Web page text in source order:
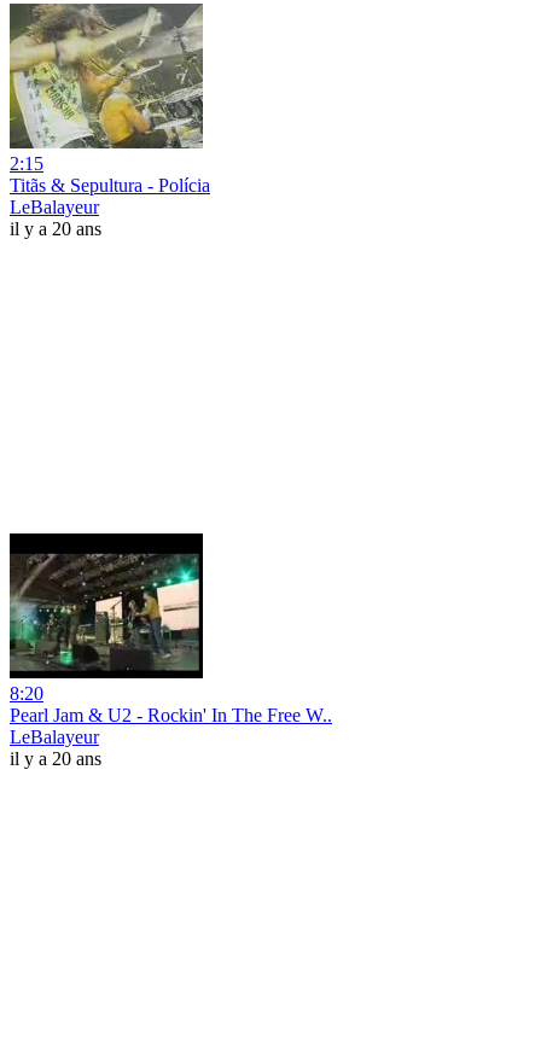
2:15
Titãs & Sepultura - Polícia
LeBalayeur
il y a 20 ans
8:20
Pearl Jam & U2 - Rockin' In The Free W..
LeBalayeur
il y a 20 ans